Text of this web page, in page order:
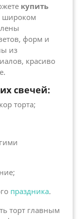
купить
широком
форм и
из
красиво
свечей:
торта;
праздника.
торт главным